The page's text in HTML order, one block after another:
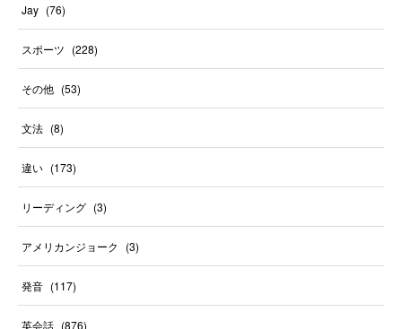
Jay (76)
スポーツ (228)
その他 (53)
文法 (8)
違い (173)
リーディング (3)
アメリカンジョーク (3)
発音 (117)
英会話 (876)